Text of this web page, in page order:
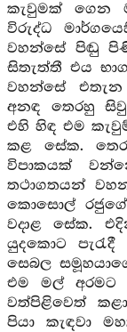
කැවුමක් ගෙන
විරුද්ධ
වහන්සේ පිඬු
සිතැත්තී එය
වහන්සේ එතැන
අනඳ තෙරහු
එහි හිඳ එම
කළ සේක.
විපාකයක්
තථාගතයන්
කොසොල් රජුගේ
වදාළ සේක.
යුදකොට
සෙබල
එම මල් අරමට
වත්පිළිවෙත්
පියා කැඳවා